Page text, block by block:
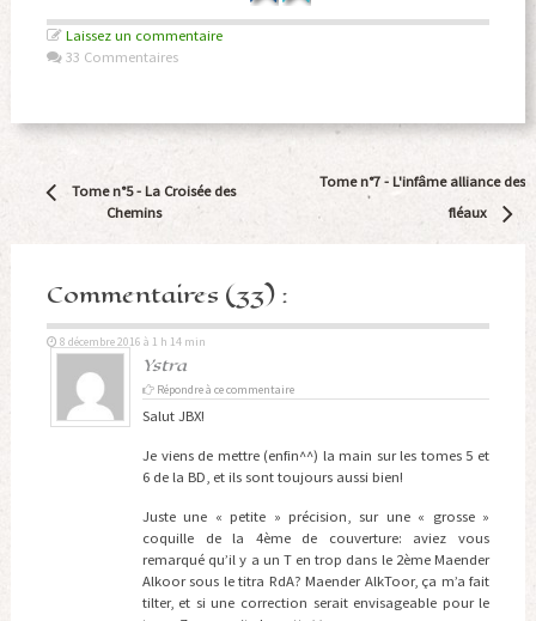
Laissez un commentaire
33 Commentaires
Navigation
Tome n°5 - La Croisée des
Chemins
Tome n°7 -L'infâme alliance des
fléaux
Commentaires (33) :
Ystra
8 décembre 2016 à 1 h 14 min
Répondre à ce commentaire
Salut JBX!
Je viens de mettre (enfin^^) la main sur les tomes 5 et
6 de la BD, et ils sont toujours aussi bien!
Juste une « petite » précision, sur une « grosse »
coquille de la 4ème de couverture: aviez vous
remarqué qu’il y a un T en trop dans le 2ème Maender
Alkoor sous le titra RdA? Maender AlkToor, ça m’a fait
tilter, et si une correction serait envisageable pour le